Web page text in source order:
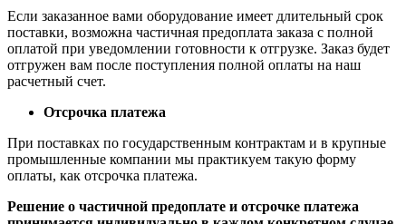
Если заказанное вами оборудование имеет длительный срок
поставки, возможна частичная предоплата заказа с полной
оплатой при уведомлении готовности к отгрузке. Заказ будет
отгружен вам после поступления полной оплаты на наш
расчетный счет.
Отсрочка платежа
При поставках по государственным контрактам и в крупные
промышленные компании мы практикуем такую форму
оплаты, как отсрочка платежа.
Решение о частичной предоплате и отсрочке платежа